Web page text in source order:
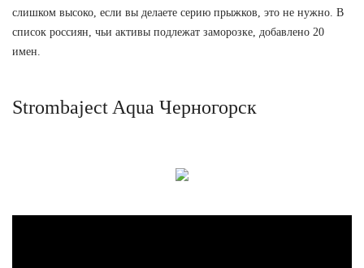
слишком высоко, если вы делаете серию прыжков, это не нужно. В
список россиян, чьи активы подлежат заморозке, добавлено 20
имен.
Strombaject Aqua Черногорск